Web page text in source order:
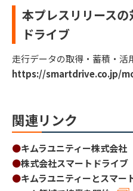
本プレスリリース
ドライブ
走行データの取得・蓄積・
https://smartdrive.co.jp/
関連リンク
●キムラユニティー株式会社
●株式会社スマートドライブ
●キムラユニティーとスマー